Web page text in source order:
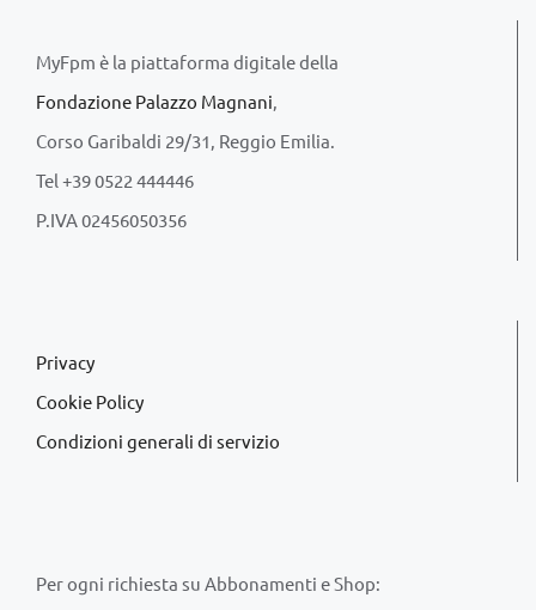
MyFpm è la piattaforma digitale della
Fondazione Palazzo Magnani,
Corso Garibaldi 29/31, Reggio Emilia.
Tel +39 0522 444446
P.IVA 02456050356
Privacy
Cookie Policy
Condizioni generali di servizio
Per ogni richiesta su Abbonamenti e Shop: